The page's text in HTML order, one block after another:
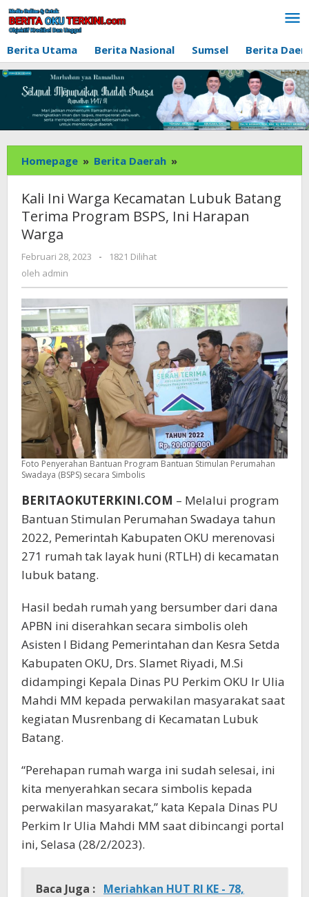
Lewati
ke
konten
Berita Utama
Berita Nasional Sumsel Berita
Homepage » Berita Daerah »
Ini
Warga
Kecamatan
Lubuk
Ini
Harapan
Warga
Kali Ini Warga Kecamatan Lubuk Batang
Terima Program BSPS, Ini Harapan
Warga
Februari 28, 2023
oleh
-
1821 Dilihat
oleh admin
Foto Penyerahan Bantuan Program Bantuan Stimulan Perumahan
Swadaya (BSPS) secara Simbolis
BERITAOKUTERKINI.COM – Melalui program
Bantuan Stimulan Perumahan Swadaya tahun
2022, Pemerintah Kabupaten OKU merenovasi
271 rumah tak layak huni (RTLH) di kecamatan
lubuk batang.
Hasil bedah rumah yang bersumber dari dana
APBN ini diserahkan secara simbolis oleh
Asisten I Bidang Pemerintahan dan Kesra Setda
Kabupaten OKU, Drs. Slamet Riyadi, M.Si
didampingi Kepala Dinas PU Perkim OKU Ir Ulia
Mahdi MM kepada perwakilan masyarakat saat
kegiatan Musrenbang di Kecamatan Lubuk
Batang.
“Perehapan rumah warga ini sudah selesai, ini
kita menyerahkan secara simbolis kepada
perwakilan masyarakat,” kata Kepala Dinas PU
Perkim Ir Ulia Mahdi MM saat dibincangi portal
ini, Selasa (28/2/2023).
Baca Juga : Meriahkan HUT RI KE - 78,